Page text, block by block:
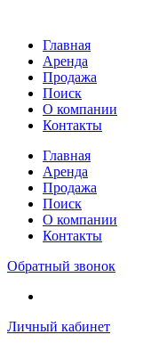
содержимому
Главная
Аренда
Продажа
Поиск
О компании
Контакты
Главная
Аренда
Продажа
Поиск
О компании
Контакты
Обратный звонок
Личный кабинет